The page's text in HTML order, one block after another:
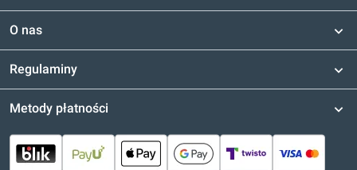
O nas
Regulaminy
Metody płatności